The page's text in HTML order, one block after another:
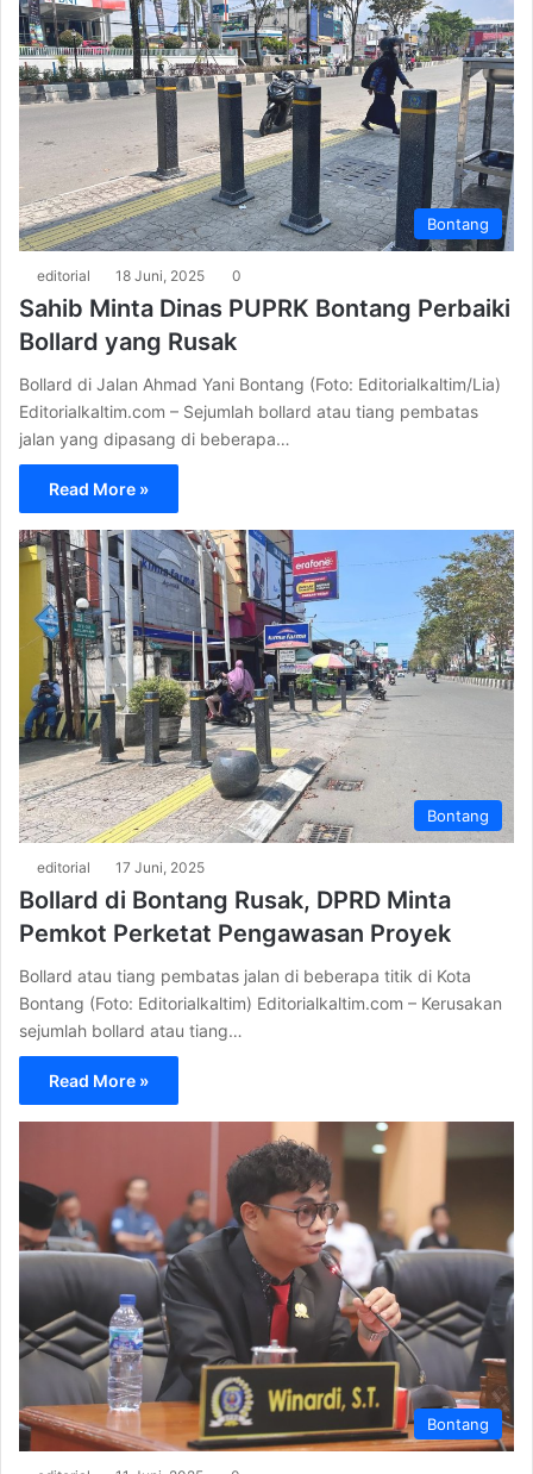
Bontang
editorial 18 Juni, 2025 0
Sahib Minta Dinas PUPRK Bontang Perbaiki
Bollard yang Rusak
Bollard di Jalan Ahmad Yani Bontang (Foto: Editorialkaltim/Lia)
Editorialkaltim.com – Sejumlah bollard atau tiang pembatas
jalan yang dipasang di beberapa…
Read More »
Bontang
editorial 17 Juni, 2025
Bollard di Bontang Rusak, DPRD Minta
Pemkot Perketat Pengawasan Proyek
Bollard atau tiang pembatas jalan di beberapa titik di Kota
Bontang (Foto: Editorialkaltim) Editorialkaltim.com – Kerusakan
sejumlah bollard atau tiang…
Read More »
Bontang